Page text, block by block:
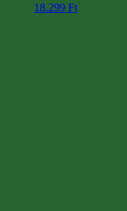
18.299 Ft